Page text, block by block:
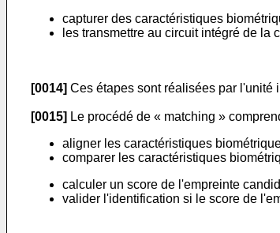
capturer des caractéristiques
les transmettre au circuit intégré de la
[0014] Ces étapes sont réalisées par l'unité
[0015] Le procédé de « matching »
aligner les caractéristiques
comparer les caractéristiques
calculer un score de l'empreinte
valider l'identification si le score de